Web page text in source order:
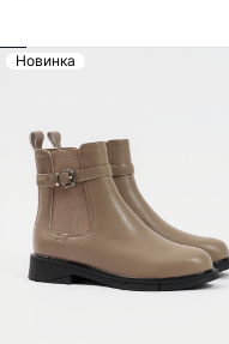
Новинка